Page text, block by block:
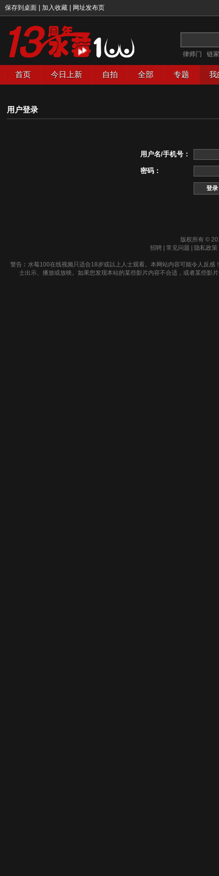
保存到桌面 加入收藏 网址发布页
律师门 链
首页 今日上新 自拍 全部 专题 我
用户登录
用户名/手机号：
密码：
版权所有 ©
招聘
常见问题 隐私政策
警告︰水莓100在线视频只适合18岁或以上人士观看。本网站内容可能令人反
士出示、播放或放映。如果您发现本站的某些影片内容不合适，或者某些